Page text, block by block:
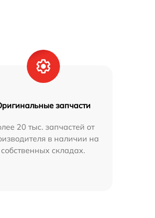
запчасти
20 тыс. запчастей от
в наличии на
собственных складах.